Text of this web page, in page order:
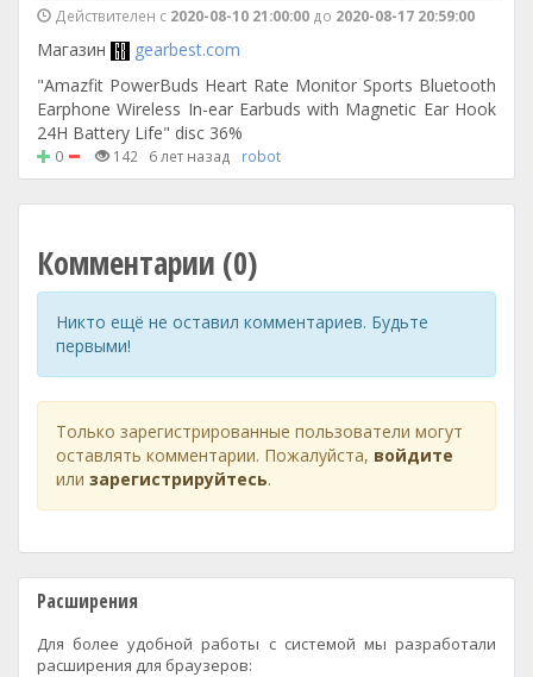
Действителен с 2020-08-10 21:00:00 до 2020-08-17 20:59:00
Магазин
gearbest.com
"Amazfit PowerBuds Heart Rate Monitor Sports Bluetooth
Earphone Wireless In-ear Earbuds with Magnetic Ear Hook
24H Battery Life" disc 36%
0 142 6 лет назад robot
Комментарии (0)
Никто ещё не оставил комментариев. Будьте
первыми!
Только зарегистрированные пользователи могут
оставлять комментарии. Пожалуйста, войдите
или зарегистрируйтесь.
Расширения
Для более удобной работы с системой мы разработали
расширения для браузеров: